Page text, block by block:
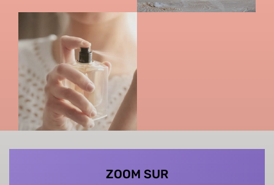
ZOOM SUR